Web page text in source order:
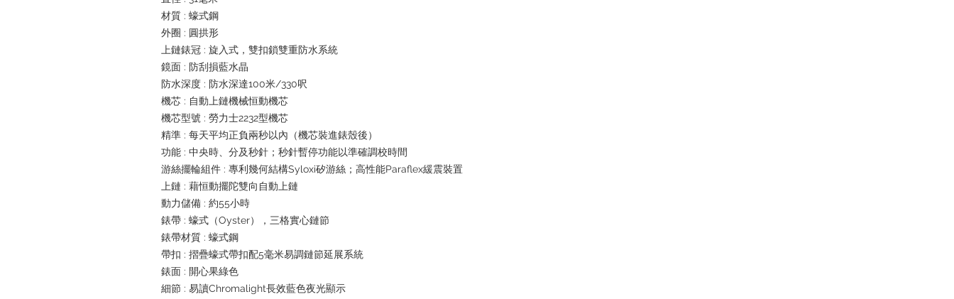
材質 : 蠔式鋼
外圈 : 圓拱形
上鏈錶冠 : 旋入式，雙扣鎖雙重防水系統
鏡面 : 防刮損藍水晶
防水深度 : 防水深達100米/330呎
機芯 : 自動上鏈機械恒動機芯
機芯型號 : 勞力士2232型機芯
精準 : 每天平均正負兩秒以內（機芯裝進錶殼後）
功能 : 中央時、分及秒針；秒針暫停功能以準確調校時間
游絲擺輪組件 : 專利幾何結構Syloxi矽游絲；高性能Paraflex緩震裝置
上鏈 : 藉恒動擺陀雙向自動上鏈
動力儲備 : 約55小時
錶帶 : 蠔式（Oyster），三格實心鏈節
錶帶材質 : 蠔式鋼
帶扣 : 摺疊蠔式帶扣配5毫米易調鏈節延展系統
錶面 : 開心果綠色
細節 : 易讀Chromalight長效藍色夜光顯示